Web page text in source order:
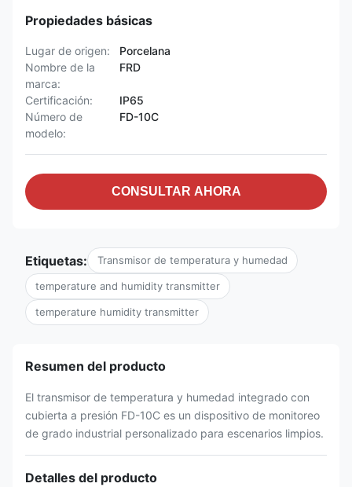
Propiedades básicas
Lugar de origen:
Porcelana
Nombre de la
marca:
FRD
Certificación:
IP65
Número de
modelo:
FD-10C
CONSULTAR AHORA
Etiquetas: Transmisor de temperatura y humedad
temperature and humidity transmitter
temperature humidity transmitter
Resumen del producto
El transmisor de temperatura y humedad integrado con
cubierta a presión FD-10C es un dispositivo de monitoreo
de grado industrial personalizado para escenarios limpios.
Detalles del producto